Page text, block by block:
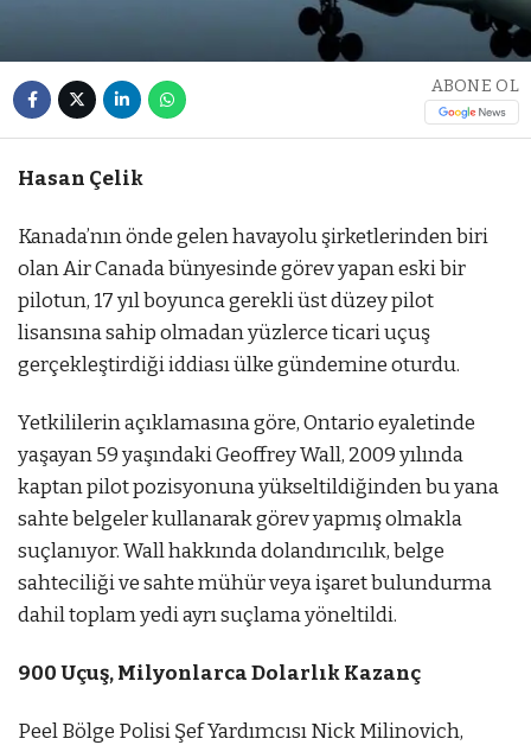
ABONE OL
Hasan Çelik
Kanada’nın önde gelen havayolu şirketlerinden biri
olan Air Canada⁠ bünyesinde görev yapan eski bir
pilotun, 17 yıl boyunca gerekli üst düzey pilot
lisansına sahip olmadan yüzlerce ticari uçuş
gerçekleştirdiği iddiası ülke gündemine oturdu.
Yetkililerin açıklamasına göre, Ontario eyaletinde
yaşayan 59 yaşındaki Geoffrey Wall, 2009 yılında
kaptan pilot pozisyonuna yükseltildiğinden bu yana
sahte belgeler kullanarak görev yapmış olmakla
suçlanıyor. Wall hakkında dolandırıcılık, belge
sahteciliği ve sahte mühür veya işaret bulundurma
dahil toplam yedi ayrı suçlama yöneltildi.
900 Uçuş, Milyonlarca Dolarlık Kazanç
Peel Bölge Polisi Şef Yardımcısı Nick Milinovich,